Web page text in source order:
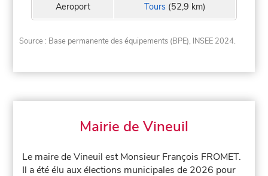
Aeroport Tours(52,9 km)
Source : Base permanente des équipements (BPE), INSEE 2024.
Mairie de Vineuil
Le maire de Vineuil est Monsieur François FROMET.
Il a été élu aux élections municipales de 2026 pour